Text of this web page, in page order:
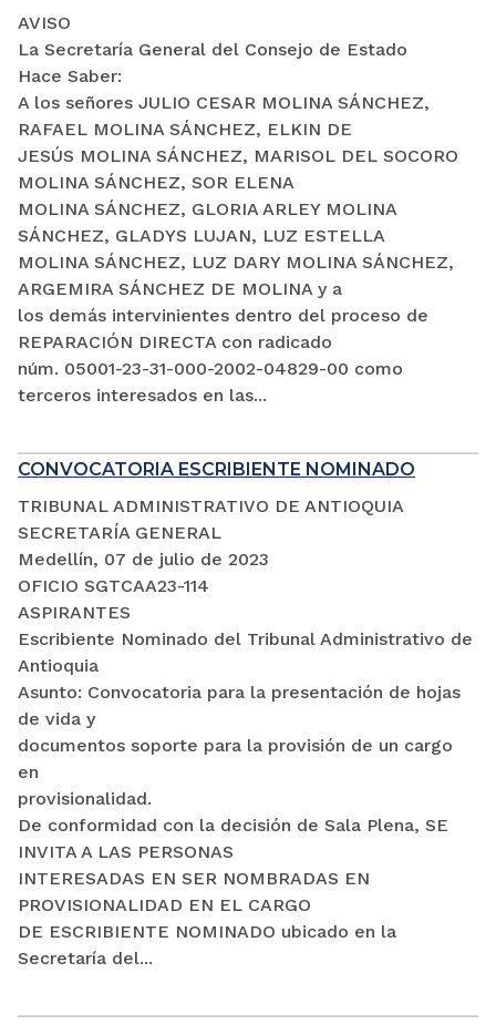
AVISO
La Secretaría General del Consejo de Estado
Hace Saber:
A los señores JULIO CESAR MOLINA SÁNCHEZ,
RAFAEL MOLINA SÁNCHEZ, ELKIN DE
JESÚS MOLINA SÁNCHEZ, MARISOL DEL SOCORO
MOLINA SÁNCHEZ, SOR ELENA
MOLINA SÁNCHEZ, GLORIA ARLEY MOLINA
SÁNCHEZ, GLADYS LUJAN, LUZ ESTELLA
MOLINA SÁNCHEZ, LUZ DARY MOLINA SÁNCHEZ,
ARGEMIRA SÁNCHEZ DE MOLINA y a
los demás intervinientes dentro del proceso de
REPARACIÓN DIRECTA con radicado
núm. 05001-23-31-000-2002-04829-00 como
terceros interesados en las...
CONVOCATORIA ESCRIBIENTE NOMINADO
TRIBUNAL ADMINISTRATIVO DE ANTIOQUIA
SECRETARÍA GENERAL
Medellín, 07 de julio de 2023
OFICIO SGTCAA23-114
ASPIRANTES
Escribiente Nominado del Tribunal Administrativo de
Antioquia
Asunto: Convocatoria para la presentación de hojas
de vida y
documentos soporte para la provisión de un cargo
en
provisionalidad.
De conformidad con la decisión de Sala Plena, SE
INVITA A LAS PERSONAS
INTERESADAS EN SER NOMBRADAS EN
PROVISIONALIDAD EN EL CARGO
DE ESCRIBIENTE NOMINADO ubicado en la
Secretaría del...